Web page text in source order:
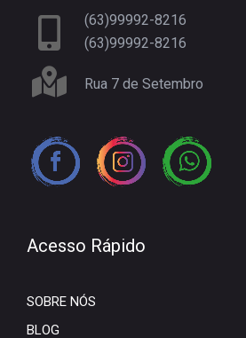
(63)99992-8216
(63)99992-8216
Rua 7 de Setembro
Acesso Rápido
SOBRE NÓS
BLOG